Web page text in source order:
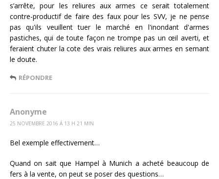
s’arrête, pour les reliures aux armes ce serait totalement
contre-productif de faire des faux pour les SVV, je ne pense
pas qu'ils veuillent tuer le marché en l'inondant d'armes
pastiches, qui de toute façon ne trompe pas un œil averti, et
feraient chuter la cote des vrais reliures aux armes en semant
le doute.
RÉPONDRE
Anonyme
25 NOVEMBRE 2016 Á 13 H 21 MIN
Bel exemple effectivement…
Quand on sait que Hampel à Munich a acheté beaucoup de
fers à la vente, on peut se poser des questions…